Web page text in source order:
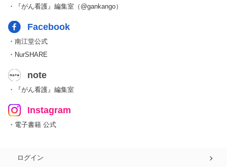
・『がん看護』編集室（@gankango）
Facebook
・南江堂公式
・NurSHARE
note
・『がん看護』編集室
Instagram
・電子書籍 公式
ログイン